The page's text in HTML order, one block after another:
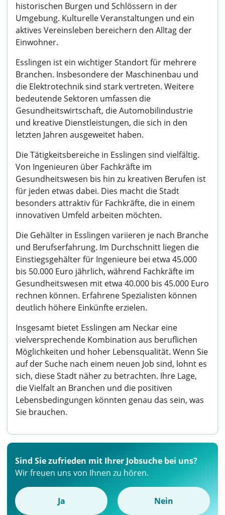
historischen Burgen und Schlössern in der
Umgebung. Kulturelle Veranstaltungen und ein
aktives Vereinsleben bereichern den Alltag der
Einwohner.
Esslingen ist ein wichtiger Standort für mehrere
Branchen. Insbesondere der Maschinenbau und
die Elektrotechnik sind stark vertreten. Weitere
bedeutende Sektoren umfassen die
Gesundheitswirtschaft, die Automobilindustrie
und kreative Dienstleistungen, die sich in den
letzten Jahren ausgeweitet haben.
Die Tätigkeitsbereiche in Esslingen sind vielfältig.
Von Ingenieuren über Fachkräfte im
Gesundheitswesen bis hin zu kreativen Berufen ist
für jeden etwas dabei. Dies macht die Stadt
besonders attraktiv für Fachkräfte, die in einem
innovativen Umfeld arbeiten möchten.
Die Gehälter in Esslingen variieren je nach Branche
und Berufserfahrung. Im Durchschnitt liegen die
Einstiegsgehälter für Ingenieure bei etwa 45.000
bis 50.000 Euro jährlich, während Fachkräfte im
Gesundheitswesen mit etwa 40.000 bis 45.000 Euro
rechnen können. Erfahrene Spezialisten können
deutlich höhere Einkünfte erzielen.
Insgesamt bietet Esslingen am Neckar eine
vielversprechende Kombination aus beruflichen
Möglichkeiten und hoher Lebensqualität. Wenn Sie
auf der Suche nach einem neuen Job sind, lohnt es
sich, diese Stadt näher zu betrachten. Ihre Lage,
die Vielfalt an Branchen und die positiven
Lebensbedingungen könnten genau das sein, was
Sie brauchen.
Sind Sie zufrieden mit Ihrer Jobsuche bei uns?
Wir freuen uns von Ihnen zu hören.
Ja Nein